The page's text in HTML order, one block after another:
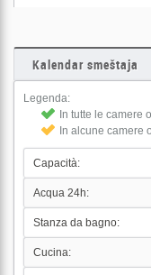
Kalendar smeštaja
Legenda:
In tutte le camere
In alcune camere
Capacità:
Acqua 24h:
Stanza da bagno:
Cucina: